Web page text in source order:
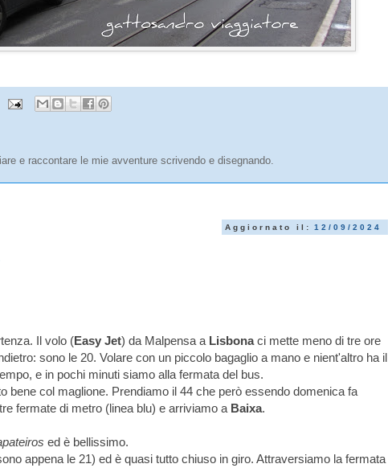
e raccontare le mie avventure scrivendo e disegnando.
Aggiornato il: 12/09/2024
Il volo (Easy Jet) da Malpensa a Lisbonaci mette meno di tre ore
sono le 20. Volare con un piccolo bagaglio a mano e nient'altro ha il
e in pochi minuti siamo alla fermata del bus.
bene col maglione. Prendiamo il 44 che però essendo domenica fa
fermate di metro (linea blu) e arriviamo a Baixa.
ed è bellissimo.
appena le 21) ed è quasi tutto chiuso in giro. Attraversiamo la fermata